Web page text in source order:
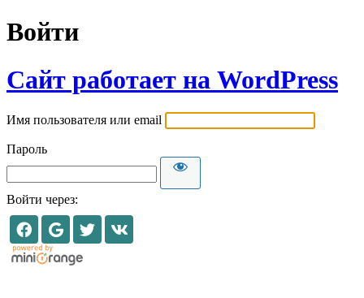
Войти
Сайт работает на WordPress
Имя пользователя или email
Пароль
Войти через: